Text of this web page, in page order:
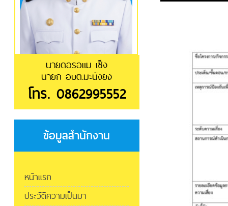
นายดอรอแม เซ็ง
นายก อบต.มะนังยง
โทร. 0862995552
ข้อมูลสำนักงาน
หน้าแรก
ประวัติความเป็นมา